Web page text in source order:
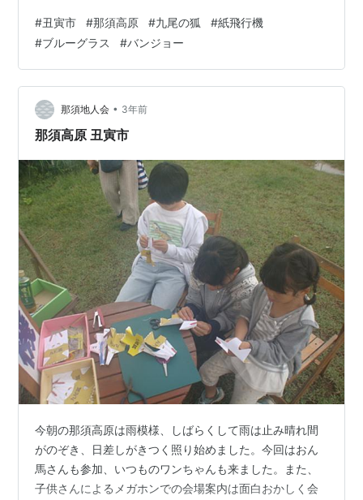
緒にライブです。バンジョー、ギター、ジャグバンドで
使われるたらいの楽器。 天気も良く残雪の那須連山も望
まれ、少し暑かったけど愉快で楽しい１日でした。 次回
の『丑寅市』は６月２日（日）予定です。
#丑寅市 #那須高原 #九尾の狐 #紙飛行機
#ブルーグラス #バンジョー
那須地人会 • 3年前
那須高原 丑寅市
今朝の那須高原は雨模様、しばらくして雨は止み晴れ間
がのぞき、日差しがきつく照り始めました。今回はおん
馬さんも参加、いつものワンちゃんも来ました。また、
子供さんによるメガホンでの会場案内は面白おかしく会